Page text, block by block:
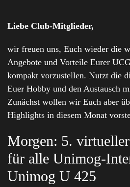
Liebe Club-Mitglieder,
wir freuen uns, Euch wieder die
Angebote und Vorteile Eurer
kompakt vorzustellen. Nutzt die
Euer Hobby und den Austausch
Zunächst wollen wir Euch aber
Highlights in diesem Monat
Morgen: 5.
für alle Unimog-
Unimog U 425